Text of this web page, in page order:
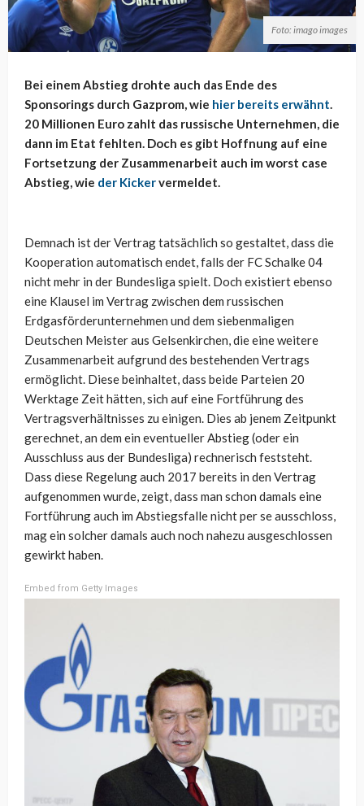
Foto: imago images
Bei einem Abstieg drohte auch das Ende des
Sponsorings durch Gazprom, wie hier bereits erwähnt.
20 Millionen Euro zahlt das russische Unternehmen, die
dann im Etat fehlten. Doch es gibt Hoffnung auf eine
Fortsetzung der Zusammenarbeit auch im worst case
Abstieg, wie der Kickervermeldet.
Demnach ist der Vertrag tatsächlich so gestaltet, dass die
Kooperation automatisch endet, falls der FC Schalke 04
nicht mehr in der Bundesliga spielt. Doch existiert ebenso
eine Klausel im Vertrag zwischen dem russischen
Erdgasförderunternehmen und dem siebenmaligen
Deutschen Meister aus Gelsenkirchen, die eine weitere
Zusammenarbeit aufgrund des bestehenden Vertrags
ermöglicht. Diese beinhaltet, dass beide Parteien 20
Werktage Zeit hätten, sich auf eine Fortführung des
Vertragsverhältnisses zu einigen. Dies ab jenem Zeitpunkt
gerechnet, an dem ein eventueller Abstieg (oder ein
Ausschluss aus der Bundesliga) rechnerisch feststeht.
Dass diese Regelung auch 2017 bereits in den Vertrag
aufgenommen wurde, zeigt, dass man schon damals eine
Fortführung auch im Abstiegsfalle nicht per se ausschloss,
mag ein solcher damals auch noch nahezu ausgeschlossen
gewirkt haben.
Embed from Getty Images